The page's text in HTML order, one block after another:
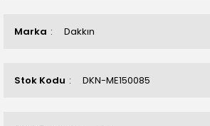
Marka Dakkın
Stok Kodu DKN-ME150085